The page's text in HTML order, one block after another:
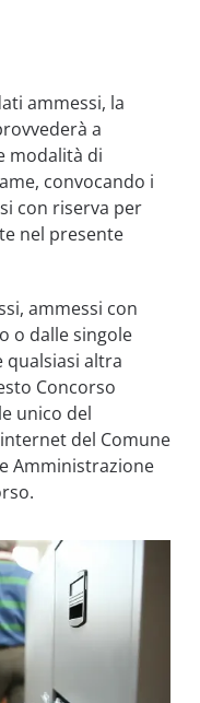
ammessi, la
a
modalità di
convocando i
con riserva per
nel presente
ammessi con
o dalle singole
qualsiasi altra
Concorso
unico del
del Comune
Amministrazione